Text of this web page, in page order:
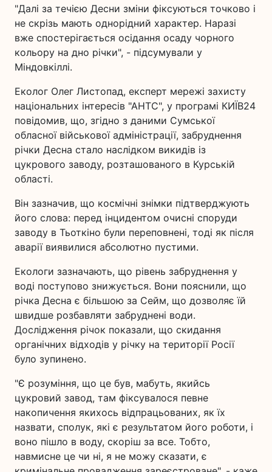
"Далі за течією Десни зміни фіксуються точково і
не скрізь мають однорідний характер. Наразі
вже спостерігається осідання осаду чорного
кольору на дно річки", - підсумували у
Міндовкіллі.
Еколог Олег Листопад, експерт мережі захисту
національних інтересів "АНТС", у програмі КИЇВ24
повідомив, що, згідно з даними Сумської
обласної військової адміністрації, забруднення
річки Десна стало наслідком викидів із
цукрового заводу, розташованого в Курській
області.
Він зазначив, що космічні знімки підтверджують
його слова: перед інцидентом очисні споруди
заводу в Тьоткіно були переповнені, тоді як після
аварії виявилися абсолютно пустими.
Екологи зазначають, що рівень забруднення у
воді поступово знижується. Вони пояснили, що
річка Десна є більшою за Сейм, що дозволяє їй
швидше розбавляти забруднені води.
Дослідження річок показали, що скидання
органічних відходів у річку на території Росії
було зупинено.
"Є розуміння, що це був, мабуть, якийсь
цукровий завод, там фіксувалося певне
накопичення якихось відпрацьованих, як їх
назвати, сполук, які є результатом його роботи, і
воно пішло в воду, скоріш за все. Тобто,
навмисне це чи ні, я не можу сказати, є